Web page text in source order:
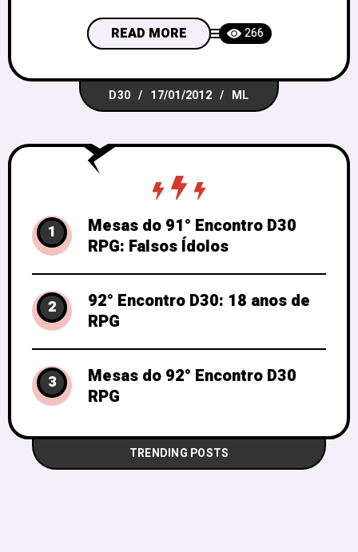
Pará… bom, caso não tenha a mínima
ideia do que estou falando, venha para o
Conversas sobre RPG e participe do
nossa palestra/bate-papo sobre os
READ MORE 266
D30 17/01/2012 ML
1
Mesas do 91° Encontro D30
RPG: Falsos Ídolos
2
92° Encontro D30: 18 anos de
RPG
3
Mesas do 92° Encontro D30
RPG
TRENDING POSTS